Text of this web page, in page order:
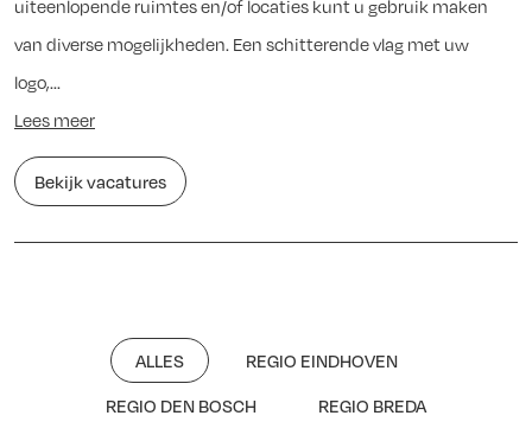
uiteenlopende ruimtes en/of locaties kunt u gebruik maken
van diverse mogelijkheden. Een schitterende vlag met uw
logo,...
Lees meer
Bekijk vacatures
ALLES REGIO EINDHOVEN
REGIO DEN BOSCH REGIO BREDA